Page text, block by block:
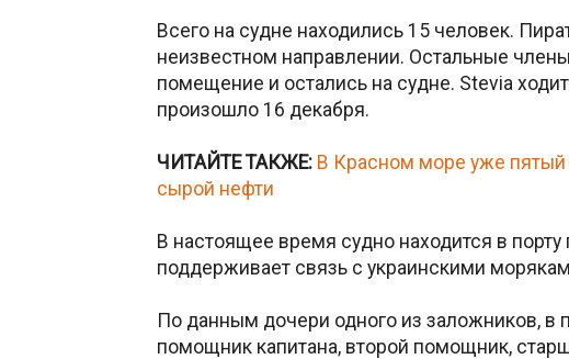
Всего на судне находились 15 человек.
неизвестном направлении. Остальные
помещение и остались на судне. Stevia
произошло 16 декабря.
ЧИТАЙТЕ ТАКЖЕ: В Красном море уже пятый
сырой нефти
В настоящее время судно находится в
поддерживает связь с украинскими
По данным дочери одного из заложников, в
помощник капитана, второй помощник,